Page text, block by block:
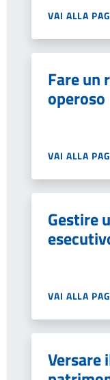
VAI ALLA
Fare un
operoso
VAI ALLA
Gestire
VAI ALLA
Versare